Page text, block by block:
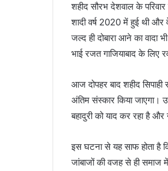
शहीद सौरभ देशवाल के
शादी वर्ष 2020 में हुई थी
जल्द ही दोबारा आने का
भाई रजत गाजियाबाद के लिए
आज दोपहर बाद शहीद
अंतिम संस्कार किया जाएगा।
बहादुरी को याद कर रहा है
इस घटना से यह साफ होता है
जांबाजों की वजह से ही समाज